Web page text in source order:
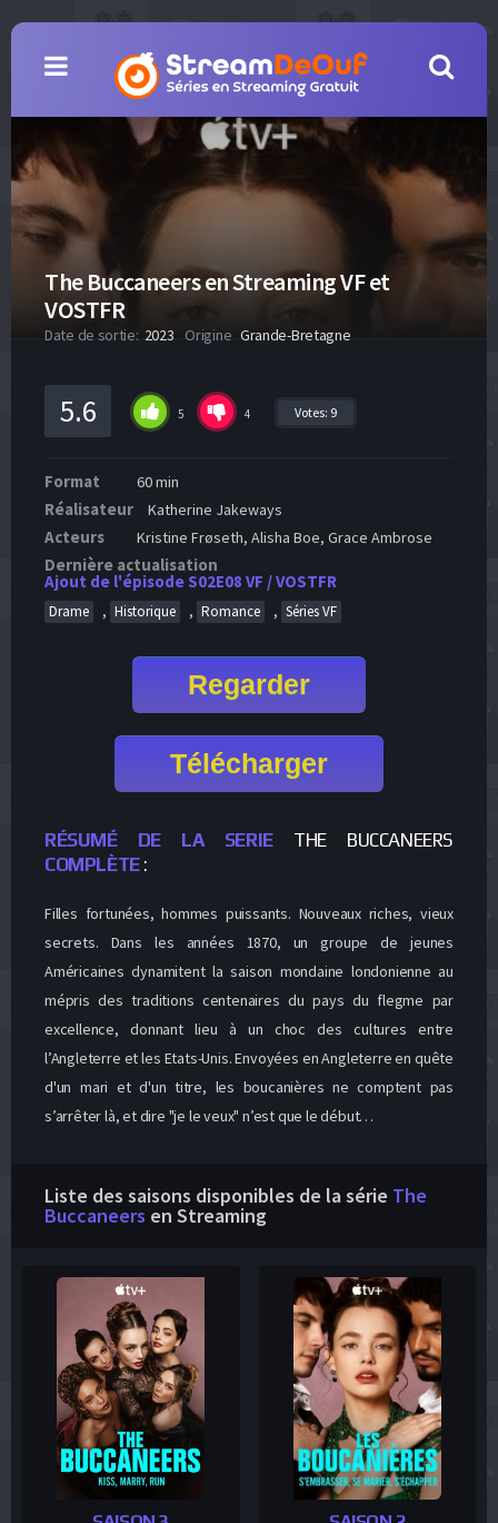
The Buccaneers en Streaming VF et
VOSTFR
Date de sortie: 2023 Origine Grande-Bretagne
5.6 5 4 Votes: 9
Format 60 min
Réalisateur Katherine Jakeways
Acteurs Kristine Frøseth, Alisha Boe, Grace Ambrose
Dernière actualisation
Ajout de l'épisode S02E08 VF / VOSTFR
Drame , Historique , Romance , Séries VF
Regarder
Télécharger
RÉSUMÉ DE LA SERIETHE BUCCANEERS
COMPLÈTE:
Filles fortunées, hommes puissants. Nouveaux riches, vieux
secrets. Dans les années 1870, un groupe de jeunes
Américaines dynamitent la saison mondaine londonienne au
mépris des traditions centenaires du pays du flegme par
excellence, donnant lieu à un choc des cultures entre
l’Angleterre et les Etats-Unis. Envoyées en Angleterre en quête
d'un mari et d'un titre, les boucanières ne comptent pas
s’arrêter là, et dire "je le veux" n’est que le début…
Liste des saisons disponibles de la série The
Buccaneers en Streaming